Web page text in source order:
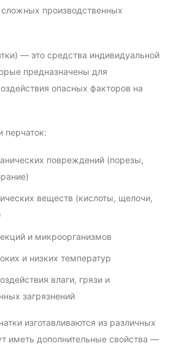
производственных
— это средства индивидуальной
предназначены для
опасных факторов на
перчаток:
повреждений (порезы,
веществ (кислоты, щелочи,
и микроорганизмов
и низких температур
влаги, грязи и
загрязнений
изготавливаются из различных
иметь дополнительные свойства —